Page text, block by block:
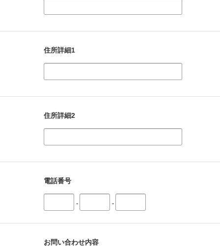
住所詳細1
住所詳細2
電話番号
- -
お問い合わせ内容